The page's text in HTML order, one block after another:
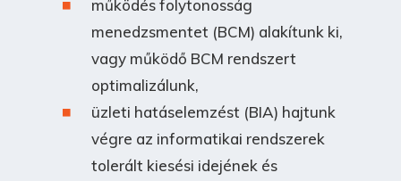
működés folytonosság
menedzsmentet (BCM) alakítunk ki,
vagy működő BCM rendszert
optimalizálunk,
üzleti hatáselemzést (BIA) hajtunk
végre az informatikai rendszerek
tolerált kiesési idejének és